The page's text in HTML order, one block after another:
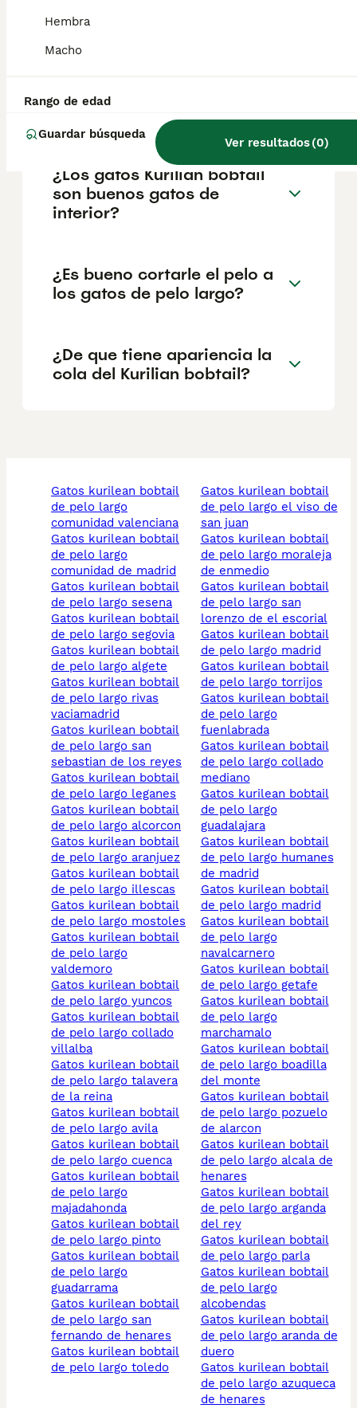
Hembra
Macho
Rango de edad
Guardar búsqueda
Ver resultados(0)
reputación del criador y la ubicación
criadores responsables que garanticen la
de comprometerse siempre es la mejor
¿Los gatos Kurilian bobtail
son buenos gatos de
interior?
¿Es bueno cortarle el pelo a
los gatos de pelo largo?
¿De que tiene apariencia la
cola del Kurilian bobtail?
gatos kurilean bobtail
de pelo largo
comunidad valenciana
gatos kurilean bobtail
de pelo largo
comunidad de madrid
gatos kurilean bobtail
de pelo largo sesena
gatos kurilean bobtail
de pelo largo segovia
gatos kurilean bobtail
de pelo largo algete
gatos kurilean bobtail
de pelo largo rivas
vaciamadrid
gatos kurilean bobtail
de pelo largo san
sebastian de los reyes
gatos kurilean bobtail
de pelo largo leganes
gatos kurilean bobtail
de pelo largo alcorcon
gatos kurilean bobtail
de pelo largo aranjuez
gatos kurilean bobtail
de pelo largo illescas
gatos kurilean bobtail
de pelo largo mostoles
gatos kurilean bobtail
de pelo largo
valdemoro
gatos kurilean bobtail
de pelo largo yuncos
gatos kurilean bobtail
de pelo largo collado
villalba
gatos kurilean bobtail
de pelo largo talavera
de la reina
gatos kurilean bobtail
de pelo largo avila
gatos kurilean bobtail
de pelo largo cuenca
gatos kurilean bobtail
de pelo largo
majadahonda
gatos kurilean bobtail
de pelo largo pinto
gatos kurilean bobtail
de pelo largo
guadarrama
gatos kurilean bobtail
de pelo largo san
fernando de henares
gatos kurilean bobtail
de pelo largo toledo
gatos kurilean bobtail
de pelo largo el viso de
san juan
gatos kurilean bobtail
de pelo largo moraleja
de enmedio
gatos kurilean bobtail
de pelo largo san
lorenzo de el escorial
gatos kurilean bobtail
de pelo largo madrid
gatos kurilean bobtail
de pelo largo torrijos
gatos kurilean bobtail
de pelo largo
fuenlabrada
gatos kurilean bobtail
de pelo largo collado
mediano
gatos kurilean bobtail
de pelo largo
guadalajara
gatos kurilean bobtail
de pelo largo humanes
de madrid
gatos kurilean bobtail
de pelo largo madrid
gatos kurilean bobtail
de pelo largo
navalcarnero
gatos kurilean bobtail
de pelo largo getafe
gatos kurilean bobtail
de pelo largo
marchamalo
gatos kurilean bobtail
de pelo largo boadilla
del monte
gatos kurilean bobtail
de pelo largo pozuelo
de alarcon
gatos kurilean bobtail
de pelo largo alcala de
henares
gatos kurilean bobtail
de pelo largo arganda
del rey
gatos kurilean bobtail
de pelo largo parla
gatos kurilean bobtail
de pelo largo
alcobendas
gatos kurilean bobtail
de pelo largo aranda de
duero
gatos kurilean bobtail
de pelo largo azuqueca
de henares